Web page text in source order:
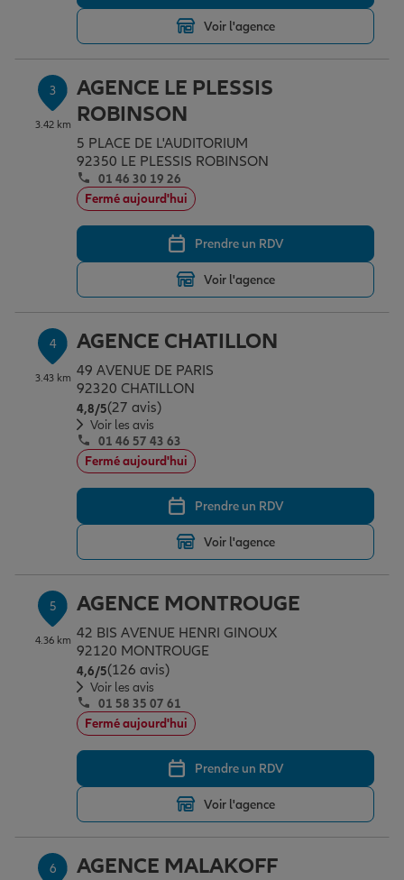
Garantie des accidents de la vie
Assurance scolaire
Protection juridique
Retraite
Voir l'agence
3
3.42 km
AGENCE LE PLESSIS
ROBINSON
5 PLACE DE L'AUDITORIUM
92350 LE PLESSIS ROBINSON
01 46 30 19 26
Fermé aujourd'hui
Prendre un RDV
Voir l'agence
4
3.43 km
AGENCE CHATILLON
49 AVENUE DE PARIS
92320 CHATILLON
4,8/5Note de 4.8 sur 5
(27 avis)
Voir les avis
01 46 57 43 63
Fermé aujourd'hui
Prendre un RDV
Voir l'agence
5
4.36 km
AGENCE MONTROUGE
42 BIS AVENUE HENRI GINOUX
92120 MONTROUGE
4,6/5Note de 4.6 sur 5
(126 avis)
Voir les avis
01 58 35 07 61
Fermé aujourd'hui
Prendre un RDV
Voir l'agence
6 AGENCE MALAKOFF